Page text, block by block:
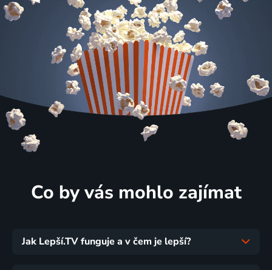
Co by vás mohlo zajímat
Jak Lepší.TV funguje a v čem je lepší?